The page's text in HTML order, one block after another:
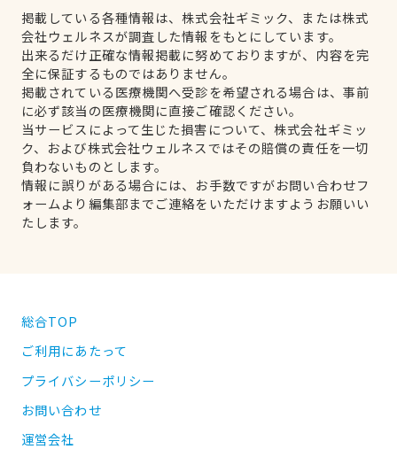
掲載している各種情報は、株式会社ギミック、または株式
会社ウェルネスが調査した情報をもとにしています。
出来るだけ正確な情報掲載に努めておりますが、内容を完
全に保証するものではありません。
掲載されている医療機関へ受診を希望される場合は、事前
に必ず該当の医療機関に直接ご確認ください。
当サービスによって生じた損害について、株式会社ギミッ
ク、および株式会社ウェルネスではその賠償の責任を一切
負わないものとします。
情報に誤りがある場合には、お手数ですがお問い合わせフ
ォームより編集部までご連絡をいただけますようお願いい
たします。
総合TOP
ご利用にあたって
プライバシーポリシー
お問い合わせ
運営会社